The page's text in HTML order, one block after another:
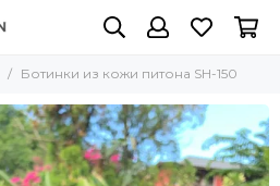
Ботинки из кожи питона SH-150